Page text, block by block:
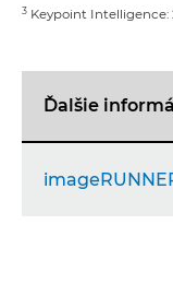
3 Keypoint Intelligence:
Ďalšie